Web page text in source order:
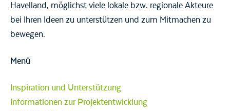
NACHLESEN
Dokumente
Havelland, möglichst viele lokale bzw. regionale Akteure
bei Ihren Ideen zu unterstützen und zum Mitmachen zu
bewegen.
Menü
Inspiration und Unterstützung
Informationen zur Projektentwicklung